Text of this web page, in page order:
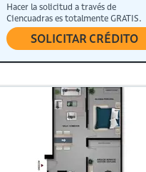
Hacer la solicitud a través de
Ciencuadras es totalmente GRATIS.
SOLICITAR CRÉDITO